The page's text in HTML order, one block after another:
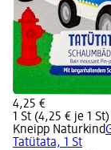
4,25 €
1 St (4,25 € je 1 St)
Kneipp Naturkind
Tatütata, 1 St